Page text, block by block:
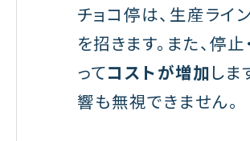
チョコ停は、生産ラ
を招きます。また、停
ってコストが増加 し
響も無視できません。